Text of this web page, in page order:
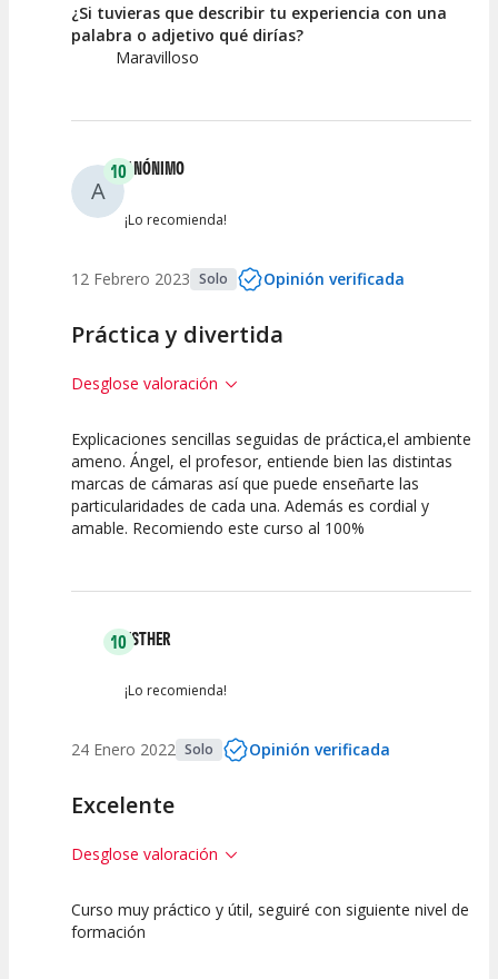
¿Si tuvieras que describir tu experiencia con una
palabra o adjetivo qué dirías?
Maravilloso
A
10ANÓNIMO
¡Lo recomienda!
12 Febrero 2023 Solo Opinión verificada
Práctica y divertida
Desglose valoración
10
Calidad de la
Actividad
10
Atención del
Personal /
Guia
Explicaciones sencillas seguidas de práctica,el ambiente
ameno. Ángel, el profesor, entiende bien las distintas
marcas de cámaras así que puede enseñarte las
particularidades de cada una. Además es cordial y
amable. Recomiendo este curso al 100%
10ESTHER
¡Lo recomienda!
24 Enero 2022 Solo Opinión verificada
Excelente
Desglose valoración
10 10
Curso muy práctico y útil, seguiré con siguiente nivel de
formación